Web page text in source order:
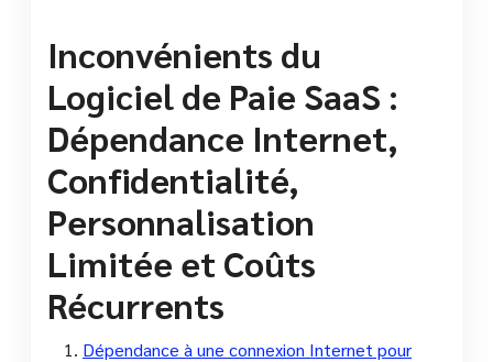
Inconvénients du
Logiciel de Paie SaaS :
Dépendance Internet,
Confidentialité,
Personnalisation
Limitée et Coûts
Récurrents
Dépendance à une connexion Internet pour